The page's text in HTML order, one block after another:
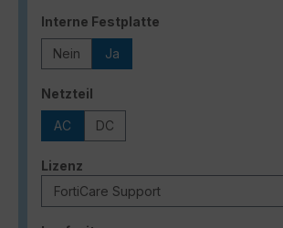
Interne Festplatte
Nein Ja
Netzteil
AC DC
Lizenz